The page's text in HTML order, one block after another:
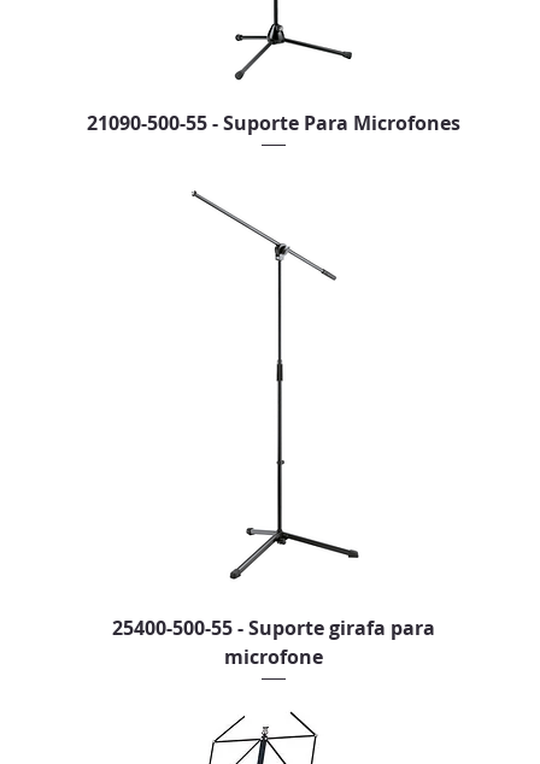
21090-500-55 - Suporte Para Microfones
25400-500-55 - Suporte girafa para
microfone